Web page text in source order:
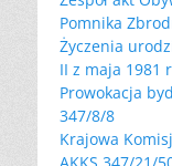
Pomnika
Życzenia
II z maja 1981
Prowokacja
347/8/8
Krajowa